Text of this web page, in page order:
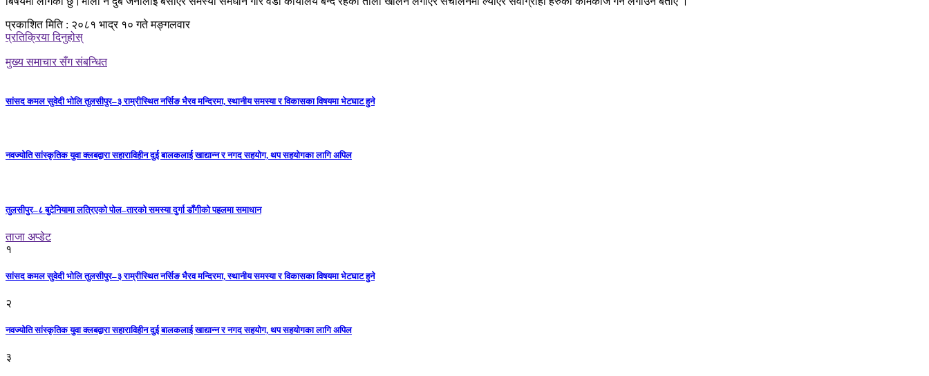
प्रकाशित मिति : २०८१ भाद्र १० गते मङ्गलवार
प्रतिक्रिया दिनुहोस्
मुख्य समाचार सँग संबन्धित
सांसद कमल सुवेदी भोलि तुलसीपुर–३ राम्रीस्थित नर्सिङ भैरव मन्दिरमा, स्थानीय समस्या र विकासका विषयमा भेटघाट हुने
नवज्योति सांस्कृतिक युवा क्लबद्वारा सहाराविहीन दुई बालकलाई खाद्यान्न र नगद सहयोग, थप सहयोगका लागि अपिल
तुलसीपुर–८ बुटेनियामा लत्रिएको पोल–तारको समस्या दुर्गा डाँगीको पहलमा समाधान
ताजा अप्डेट
१
सांसद कमल सुवेदी भोलि तुलसीपुर–३ राम्रीस्थित नर्सिङ भैरव मन्दिरमा, स्थानीय समस्या र विकासका विषयमा भेटघाट हुने
२
नवज्योति सांस्कृतिक युवा क्लबद्वारा सहाराविहीन दुई बालकलाई खाद्यान्न र नगद सहयोग, थप सहयोगका लागि अपिल
३